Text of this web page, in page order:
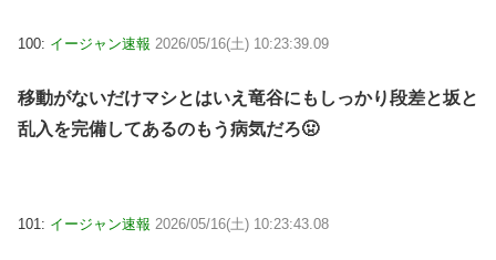
100: イージャン速報 2026/05/16(土) 10:23:39.09
移動がないだけマシとはいえ竜谷にもしっかり段差と坂と
乱入を完備してあるのもう病気だろ🤢
101: イージャン速報 2026/05/16(土) 10:23:43.08